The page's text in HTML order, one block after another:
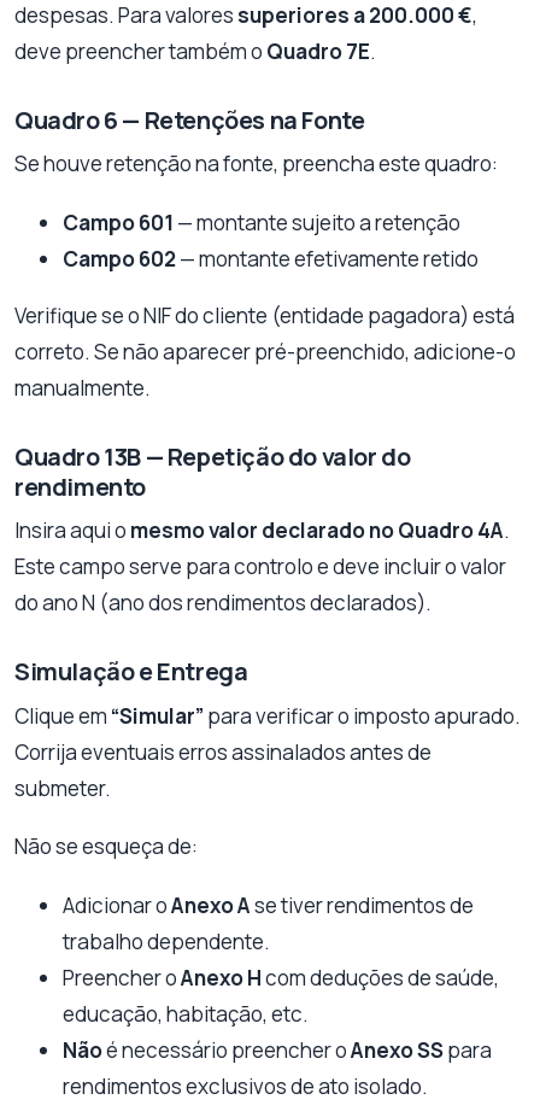
despesas. Para valores superiores a 200.000 €,
deve preencher também o Quadro 7E.
Quadro 6 — Retenções na Fonte
Se houve retenção na fonte, preencha este quadro:
Campo 601 — montante sujeito a retenção
Campo 602— montante efetivamente retido
Verifique se o NIF do cliente (entidade pagadora) está
correto. Se não aparecer pré-preenchido, adicione-o
manualmente.
Quadro 13B — Repetição do valor do
rendimento
Insira aqui o mesmo valor declarado no Quadro 4A.
Este campo serve para controlo e deve incluir o valor
do ano N (ano dos rendimentos declarados).
Simulação e Entrega
Clique em “Simular” para verificar o imposto apurado.
Corrija eventuais erros assinalados antes de
submeter.
Não se esqueça de:
Adicionar oAnexo Ase tiver rendimentos de
trabalho dependente.
Preencher oAnexo Hcom deduções de saúde,
educação, habitação, etc.
Nãoé necessário preencher oAnexo SSpara
rendimentos exclusivos de ato isolado.